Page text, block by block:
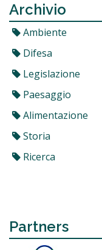
Archivio
Ambiente
Difesa
Legislazione
Paesaggio
Alimentazione
Storia
Ricerca
Partners